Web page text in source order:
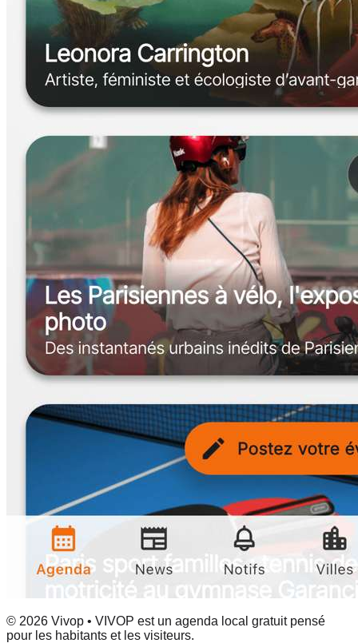
© 2026 Vivop • VIVOP est un agenda local gratuit pensé
pour les habitants et les visiteurs.